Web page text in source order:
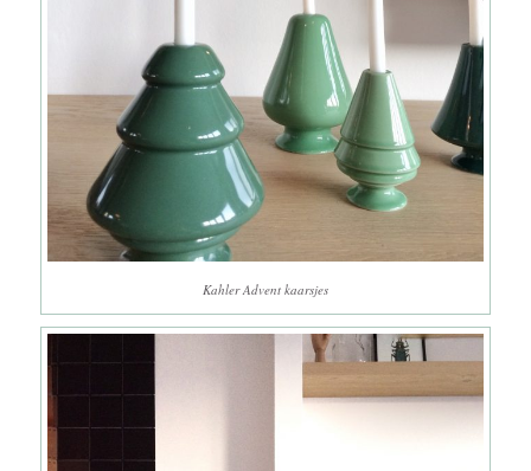
Kahler Advent kaarsjes